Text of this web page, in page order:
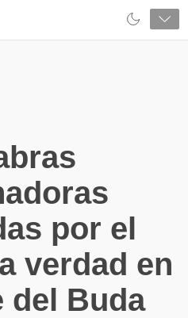
por el
verdad en
del Buda